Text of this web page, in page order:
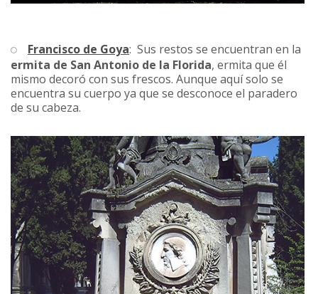
Francisco de Goya: Sus restos se encuentran en la
ermita de San Antonio de la Florida, ermita que él
mismo decoró con sus frescos. Aunque aquí solo se
encuentra su cuerpo ya que se desconoce el paradero
de su cabeza.